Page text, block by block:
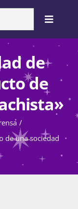
Toggle
de género
de
de
de una sociedad